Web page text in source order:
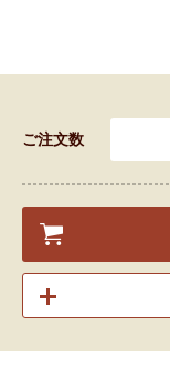
ご注文数